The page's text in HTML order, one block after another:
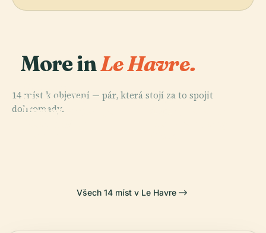
More inLe Havre.
14 míst k objevení — pár, která stojí za to spojit
dohromady.
Moderního
Umění Andrého
PLACE
PLACE
Protestantský
Všech 14 míst v Le Havre